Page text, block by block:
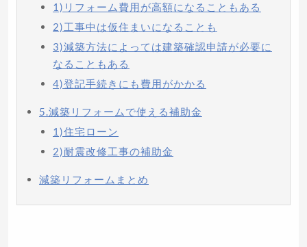
1)リフォーム費用が高額になることもある
2)工事中は仮住まいになることも
3)減築方法によっては建築確認申請が必要に
なることもある
4)登記手続きにも費用がかかる
5.減築リフォームで使える補助金
1)住宅ローン
2)耐震改修工事の補助金
減築リフォームまとめ